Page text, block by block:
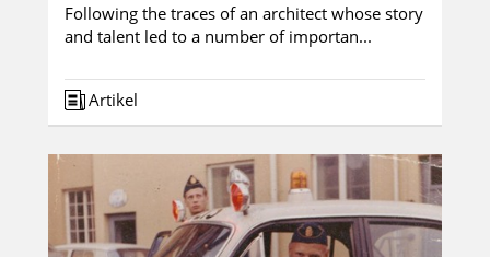
Following the traces of an architect whose story
and talent led to a number of importan...
Artikel